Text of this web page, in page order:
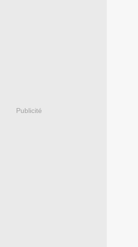
Publicité